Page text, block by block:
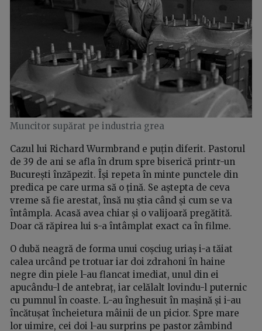
Muncitor supărat pe industria grea
Cazul lui Richard Wurmbrand e puțin diferit. Pastorul
de 39 de ani se afla în drum spre biserică printr-un
București înzăpezit. Își repeta în minte punctele din
predica pe care urma să o țină. Se aștepta de ceva
vreme să fie arestat, însă nu știa când și cum se va
întâmpla. Acasă avea chiar și o valijoară pregătită.
Doar că răpirea lui s-a întâmplat exact ca în filme.
O dubă neagră de forma unui coșciug uriaș i-a tăiat
calea urcând pe trotuar iar doi zdrahoni în haine
negre din piele l-au flancat imediat, unul din ei
apucându-l de antebraț, iar celălalt lovindu-l puternic
cu pumnul în coaste. L-au înghesuit în mașină și i-au
încătușat încheietura mâinii de un picior. Spre mare
lor uimire, cei doi l-au surprins pe pastor zâmbind